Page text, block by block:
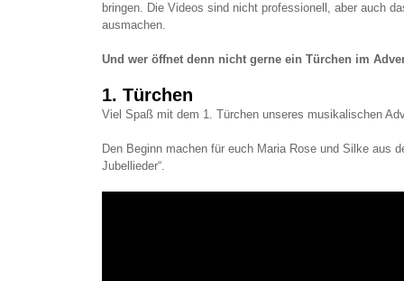
bringen. Die Videos sind nicht professionell, aber auch
ausmachen.
Und wer öffnet denn nicht gerne ein Türchen im
1. Türchen
Viel Spaß mit dem 1. Türchen unseres musikalischen
Den Beginn machen für euch Maria Rose und Silke aus
Jubellieder“.